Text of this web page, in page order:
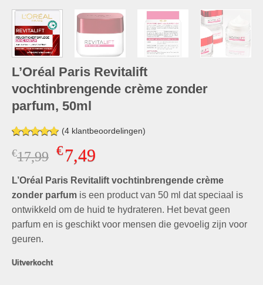
L’Oréal Paris Revitalift
vochtinbrengende crème zonder
parfum, 50ml
Gewaardeerd
5.00op 5
gebaseerd
waarderingen
(4klantbeoordelingen)
€17,99 Oorspronkelijke
prijs
was:
€17,99.
€7,49Huidige
is:
€7,49.
L’Oréal Paris Revitalift vochtinbrengende crème
zonder parfum is een product van 50 ml dat speciaal is
ontwikkeld om de huid te hydrateren. Het bevat geen
parfum en is geschikt voor mensen die gevoelig zijn voor
geuren.
Uitverkocht